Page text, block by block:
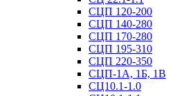
СЦП 120-200
СЦП 140-280
СЦП 170-280
СЦП 195-310
СЦП 220-350
СЦП-1А, 1Б, 1В
СЦ10.1-1.0